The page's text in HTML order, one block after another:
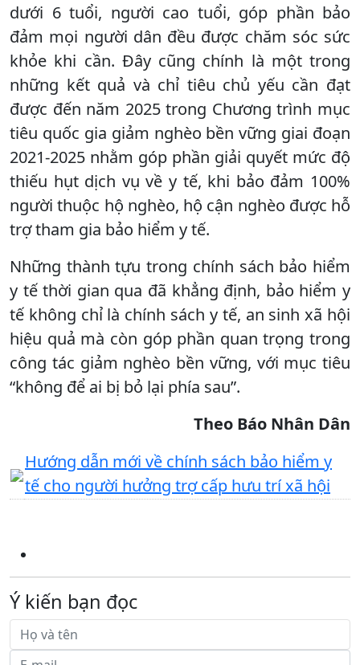
dưới 6 tuổi, người cao tuổi, góp phần bảo
đảm mọi người dân đều được chăm sóc sức
khỏe khi cần. Đây cũng chính là một trong
những kết quả và chỉ tiêu chủ yếu cần đạt
được đến năm 2025 trong Chương trình mục
tiêu quốc gia giảm nghèo bền vững giai đoạn
2021-2025 nhằm góp phần giải quyết mức độ
thiếu hụt dịch vụ về y tế, khi bảo đảm 100%
người thuộc hộ nghèo, hộ cận nghèo được hỗ
trợ tham gia bảo hiểm y tế.
Những thành tựu trong chính sách bảo hiểm
y tế thời gian qua đã khẳng định, bảo hiểm y
tế không chỉ là chính sách y tế, an sinh xã hội
hiệu quả mà còn góp phần quan trọng trong
công tác giảm nghèo bền vững, với mục tiêu
“không để ai bị bỏ lại phía sau”.
Theo Báo Nhân Dân
Hướng dẫn mới về chính sách bảo hiểm y
tế cho người hưởng trợ cấp hưu trí xã hội
Ý kiến bạn đọc